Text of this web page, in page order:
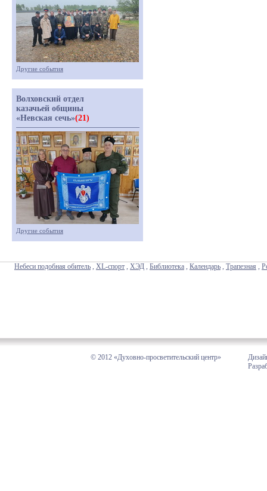
Другие события
Волховский отдел
казачьей общины
«Невская сечь»(21)
Другие события
Небеси подобная обитель , XL-спорт , ХЭД , Библиотека , Календарь , Трапезная ,
© 2012 «Духовно-просветительский центр»